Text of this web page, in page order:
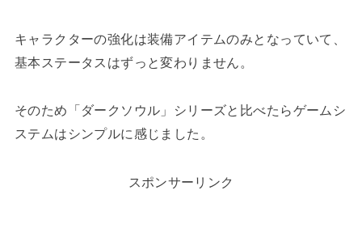
キャラクターの強化は装備アイテムのみとなっていて、
基本ステータスはずっと変わりません。
そのため「ダークソウル」シリーズと比べたらゲームシ
ステムはシンプルに感じました。
スポンサーリンク